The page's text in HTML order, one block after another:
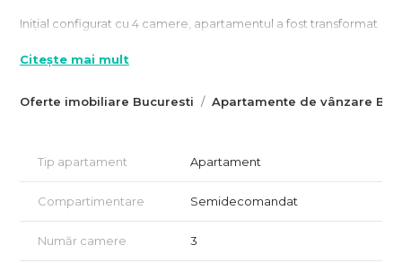
Oferte imobiliare Bucuresti Apartamente de vânzare
Inițial configurat cu 4 camere, apartamentul a fost transformat
originale care îi conferă un aer distinct interbelic: tavane
spațioasă de 10 mp. Compartimentarea actuală include două
spații de depozitare.
📌 Apartamentul necesită renovare completă, oferind ocazia
Citește mai mult
Tip apartament Apartament
Compartimentare Semidecomandat
Număr camere 3